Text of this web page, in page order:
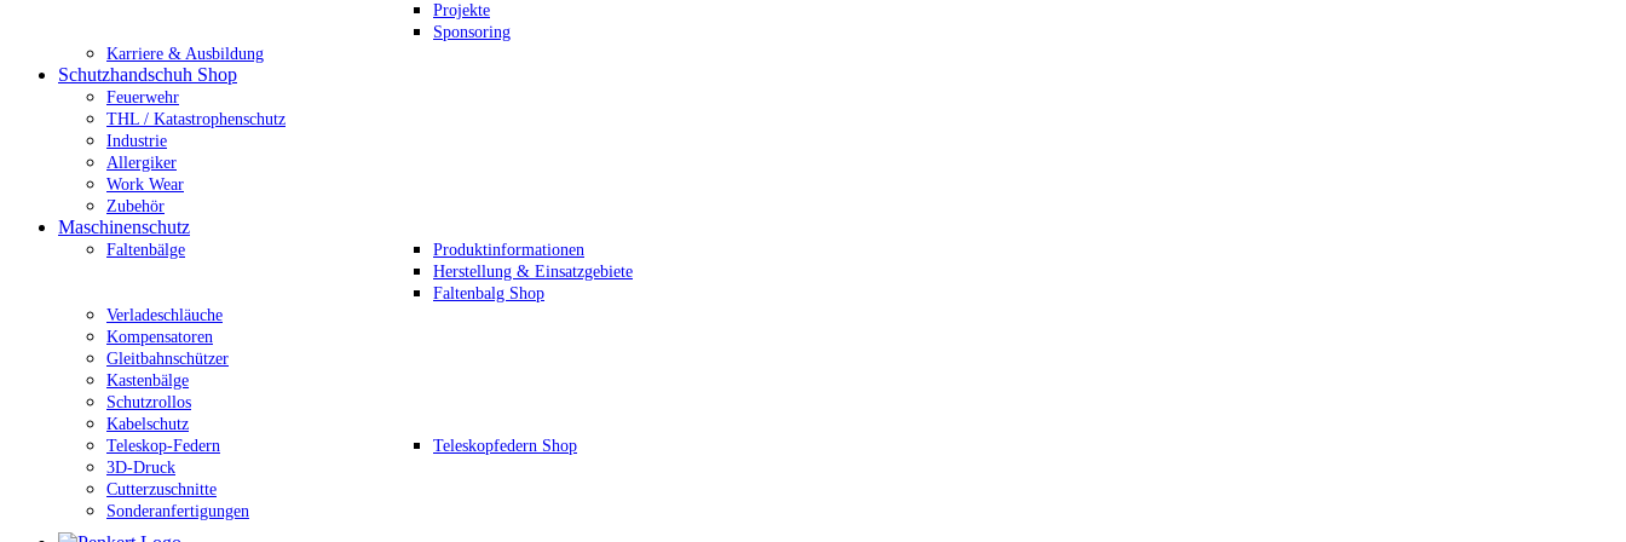
Projekte
Sponsoring
Karriere & Ausbildung
Schutzhandschuh Shop
Feuerwehr
THL / Katastrophenschutz
Industrie
Allergiker
Work Wear
Zubehör
Maschinenschutz
Faltenbälge
Produktinformationen
Herstellung & Einsatzgebiete
Faltenbalg Shop
Verladeschläuche
Kompensatoren
Gleitbahnschützer
Kastenbälge
Schutzrollos
Kabelschutz
Teleskop-Federn
Teleskopfedern Shop
3D-Druck
Cutterzuschnitte
Sonderanfertigungen